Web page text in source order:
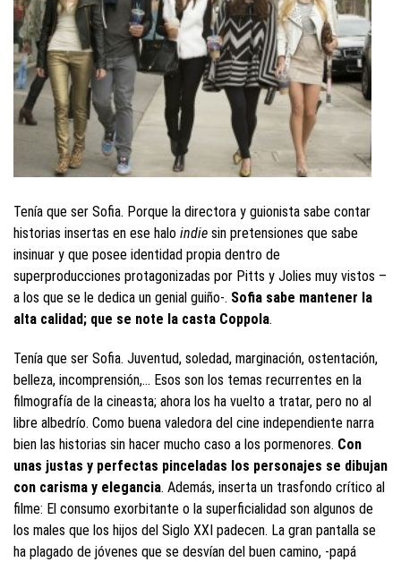
Tenía que ser Sofia. Porque la directora y guionista sabe contar
historias insertas en ese halo indie sin pretensiones que sabe
insinuar y que posee identidad propia dentro de
superproducciones protagonizadas por Pitts y Jolies muy vistos –
a los que se le dedica un genial guiño-. Sofia sabe mantener la
alta calidad; que se note la casta Coppola.
Tenía que ser Sofia. Juventud, soledad, marginación, ostentación,
belleza, incomprensión,… Esos son los temas recurrentes en la
filmografía de la cineasta; ahora los ha vuelto a tratar, pero no al
libre albedrío. Como buena valedora del cine independiente narra
bien las historias sin hacer mucho caso a los pormenores. Con
unas justas y perfectas pinceladas los personajes se dibujan
con carisma y elegancia. Además, inserta un trasfondo crítico al
filme: El consumo exorbitante o la superficialidad son algunos de
los males que los hijos del Siglo XXI padecen. La gran pantalla se
ha plagado de jóvenes que se desvían del buen camino, -papá